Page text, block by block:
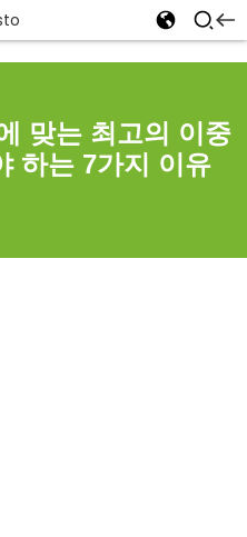
맞는 최고의 이중
하는 7가지 이유